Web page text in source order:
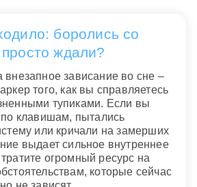
боролись со
ждали?
зависание во сне –
того, как вы справляетесь
тупиками. Если вы
по клавишам, пытались
или кричали на замерших
выдает сильное внутреннее
огромный ресурс на
которые сейчас